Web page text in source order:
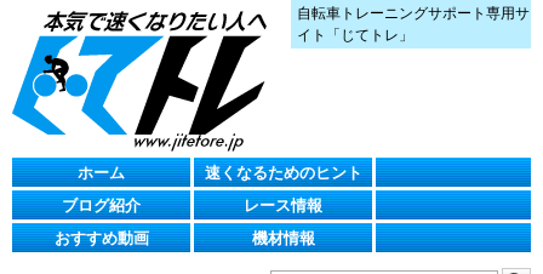
自転車トレーニングサポート専用サ
イト「じてトレ」
ホーム
速くなるためのヒント
ブログ紹介
レース情報
おすすめ動画
機材情報